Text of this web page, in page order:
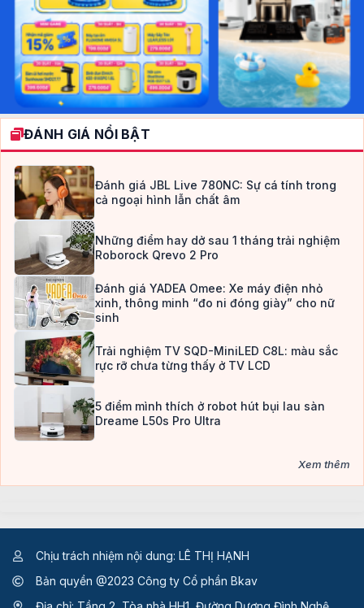
ĐÁNH GIÁ NỔI BẬT
Đánh giá JBL Live 780NC: Sự cá tính trong
cả ngoại hình lẫn chất âm
Những điểm hay dở sau 1 tháng trải nghiệm
Roborock Qrevo 2 Pro
Đánh giá YADEA Omee: Xe máy điện nhỏ
xinh, thông minh “đo ni đóng giày” cho nữ
sinh
Trải nghiệm TV SQD-MiniLED C8L: màu sắc
rực rỡ chưa từng thấy ở TV LCD
5 điểm mình thích ở robot hút bụi lau sàn
Dreame L50s Pro Ultra
Xem thêm
Chịu trách nhiệm nội dung: LÊ THỊ HẠNH
Bản quyền @2023 Công ty Cổ phần Bkav